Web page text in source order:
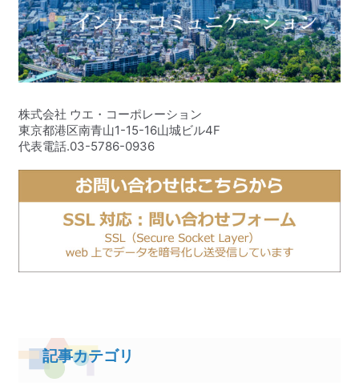
株式会社 ウエ・コーポレーション
東京都港区南青山1-15-16山城ビル4F
代表電話.03-5786-0936
記事カテゴリ